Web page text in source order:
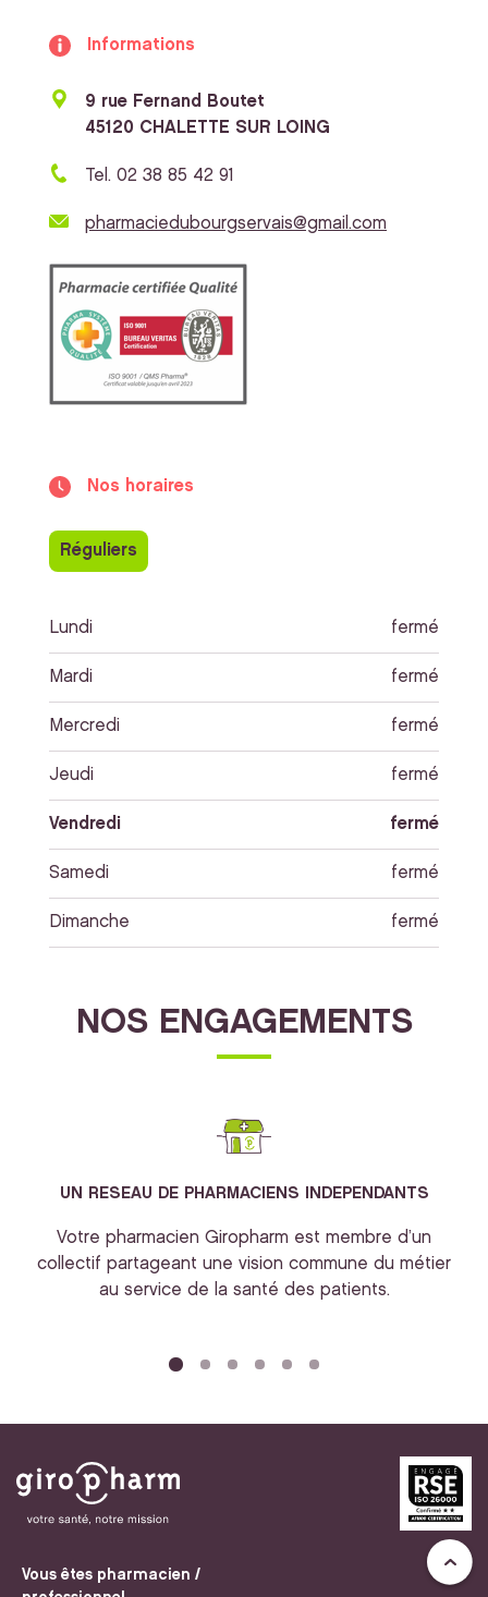
Informations
9 rue Fernand Boutet
45120 CHALETTE SUR LOING
Tel. 02 38 85 42 91
pharmaciedubourgservais@gmail.com
Nos horaires
Réguliers
Lundi fermé
Mardi fermé
Mercredi fermé
Jeudi fermé
Vendredi fermé
Samedi fermé
Dimanche fermé
NOS ENGAGEMENTS
UN RESEAU DE PHARMACIENS INDEPENDANTS
Votre pharmacien Giropharm est membre d’un
collectif partageant une vision commune du métier
au service de la santé des patients.
Vous êtes pharmacien /